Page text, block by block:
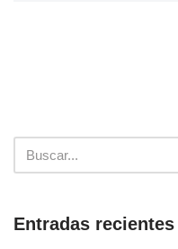
Entradas recientes